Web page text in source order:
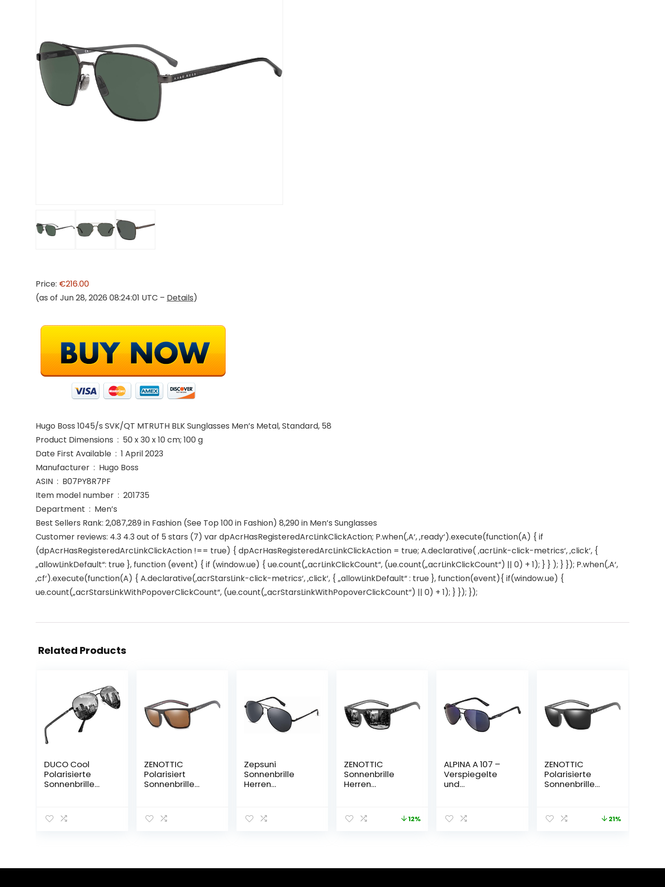
Price: €216.00
(as of Jun 28, 2026 08:24:01 UTC – Details)
Hugo Boss 1045/s SVK/QT MTRUTH BLK Sunglasses Men’s Metal, Standard, 58
Product Dimensions ‏ : ‎ 50 x 30 x 10 cm; 100 g
Date First Available ‏ : ‎ 1 April 2023
Manufacturer ‏ : ‎ Hugo Boss
ASIN ‏ : ‎ B07PY8R7PF
Item model number ‏ : ‎ 201735
Department ‏ : ‎ Men’s
Best Sellers Rank: 2,087,289 in Fashion (See Top 100 in Fashion) 8,290 in Men’s Sunglasses
Customer reviews: 4.3 4.3 out of 5 stars (7) var dpAcrHasRegisteredArcLinkClickAction; P.when(‚A‘, ‚ready‘).execute(function(A) { if
(dpAcrHasRegisteredArcLinkClickAction !== true) { dpAcrHasRegisteredArcLinkClickAction = true; A.declarative( ‚acrLink-click-metrics‘, ‚click‘, {
„allowLinkDefault“: true }, function (event) { if (window.ue) { ue.count(„acrLinkClickCount“, (ue.count(„acrLinkClickCount“) || 0) + 1); } } ); } }); P.when(‚A‘,
‚cf‘).execute(function(A) { A.declarative(‚acrStarsLink-click-metrics‘, ‚click‘, { „allowLinkDefault“ : true }, function(event){ if(window.ue) {
ue.count(„acrStarsLinkWithPopoverClickCount“, (ue.count(„acrStarsLinkWithPopoverClickCount“) || 0) + 1); } }); });
Related Products
DUCO Cool
Polarisierte
Sonnenbrille
Unisex
Fliegerbrille
ZENOTTIC
Polarisiert
Sonnenbrille
UV400 Schutz
Quadrat
Zepsuni
Sonnenbrille
Herren
Outdoor Unisex
UV400 Pilot
ZENOTTIC
Sonnenbrille
Herren
Rahmen UV400
Schutz Quadrat 12%
ALPINA A 107 –
Verspiegelte
und
100% UV-Schutz
Für Erwachsene
ZENOTTIC
Polarisierte
Sonnenbrille
UV400 Schutz
Quadrat
21%